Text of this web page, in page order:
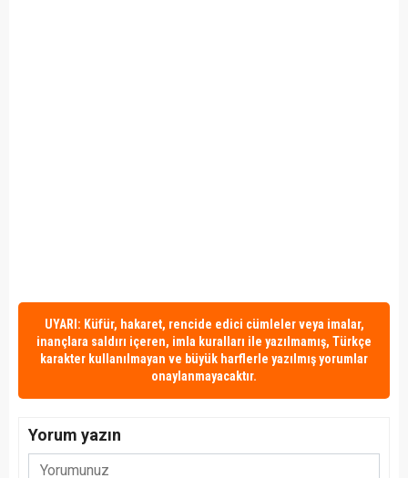
UYARI: Küfür, hakaret, rencide edici cümleler veya imalar,
inançlara saldırı içeren, imla kuralları ile yazılmamış, Türkçe
karakter kullanılmayan ve büyük harflerle yazılmış yorumlar
onaylanmayacaktır.
Yorum yazın